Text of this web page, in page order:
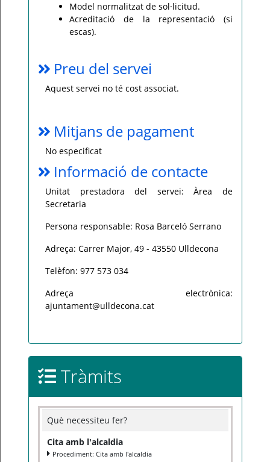
Model normalitzat de sol·licitud.
Acreditació de la representació (si
escas).
Preu del servei
Aquest servei no té cost associat.
Mitjans de pagament
No especificat
Informació de contacte
Unitat prestadora del servei: Àrea de
Secretaria
Persona responsable: Rosa Barceló Serrano
Adreça: Carrer Major, 49 - 43550 Ulldecona
Telèfon: 977 573 034
Adreça electrònica:
ajuntament@ulldecona.cat
Tràmits
Què necessiteu fer?
Cita amb l'alcaldia
Procediment: Cita amb l'alcaldia